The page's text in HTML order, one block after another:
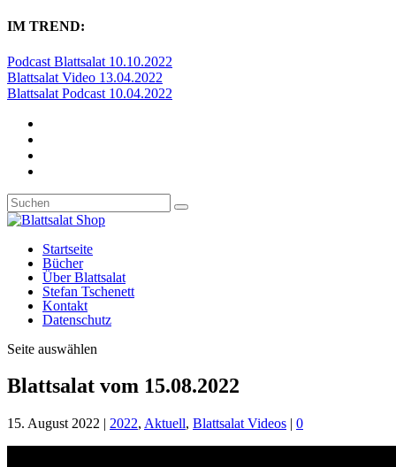
IM TREND:
Podcast Blattsalat 10.10.2022
Blattsalat Video 13.04.2022
Blattsalat Podcast 10.04.2022
Startseite
Bücher
Über Blattsalat
Stefan Tschenett
Kontakt
Datenschutz
Seite auswählen
Blattsalat vom 15.08.2022
15. August 2022 | 2022, Aktuell, Blattsalat Videos | 0